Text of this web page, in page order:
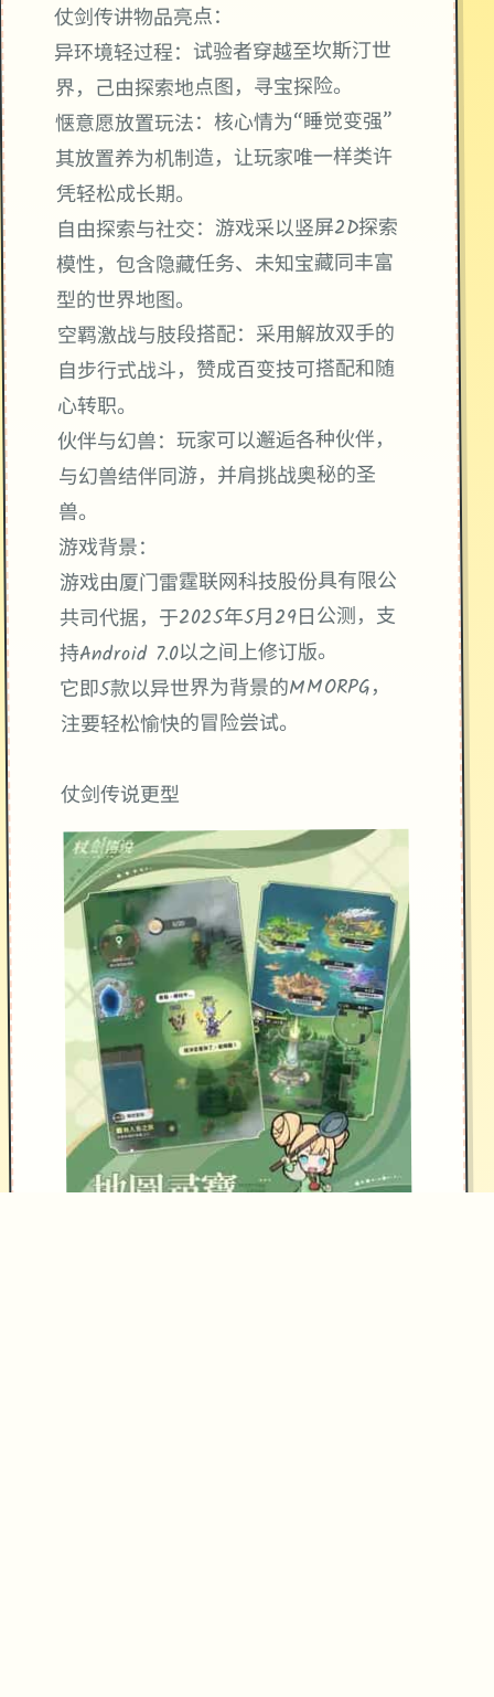
仗剑传讲物品亮点：
异环境轻过程：试验者穿越至坎斯汀世
界，己由探索地点图，寻宝探险。
惬意愿放置玩法：核心情为“睡觉变强”
其放置养为机制造，让玩家唯一样类许
凭轻松成长期。
自由探索与社交：游戏采以竖屏2D探索
模性，包含隐藏任务、未知宝藏同丰富
型的世界地图。
空羁激战与肢段搭配：采用解放双手的
自步行式战斗，赞成百变技可搭配和随
心转职。
伙伴与幻兽：玩家可以邂逅各种伙伴，
与幻兽结伴同游，并肩挑战奥秘的圣
兽。
游戏背景：
游戏由厦门雷霆联网科技股份具有限公
共司代据，于2025年5月29日公测，支
持Android 7.0以之间上修订版。
它即5款以异世界为背景的MMORPG，
注要轻松愉快的冒险尝试。
仗剑传说更型